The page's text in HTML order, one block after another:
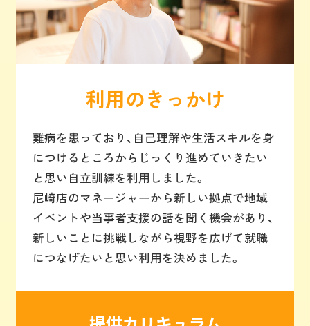
利用のきっかけ
難病を患っており、自己理解や生活スキルを身
につけるところからじっくり進めていきたい
と思い自立訓練を利用しました。
尼崎店のマネージャーから新しい拠点で地域
イベントや当事者支援の話を聞く機会があり、
新しいことに挑戦しながら視野を広げて就職
につなげたいと思い利用を決めました。